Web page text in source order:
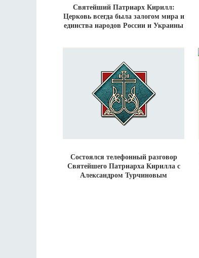
Святейший Патриарх Кирилл:
Церковь всегда была залогом мира и
единства народов России и Украины
Состоялся телефонный разговор
Святейшего Патриарха Кирилла с
Александром Турчиновым